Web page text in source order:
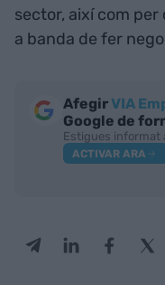
sector, així com
a banda de fer
AfegirVIA
Google de
Estigues informat
ACTIVAR ARA